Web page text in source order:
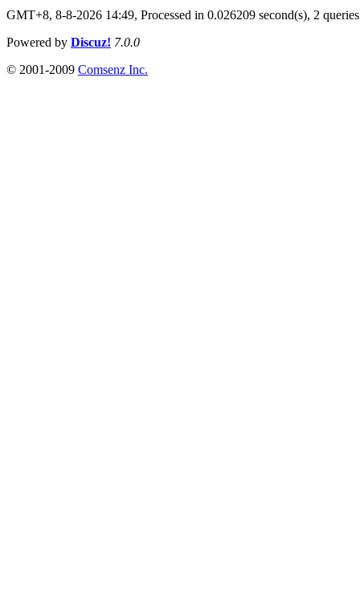
GMT+8, 8-8-2026 14:49, Processed in 0.026209 second(s), 2 queries
Powered by Discuz! 7.0.0
© 2001-2009 Comsenz Inc.